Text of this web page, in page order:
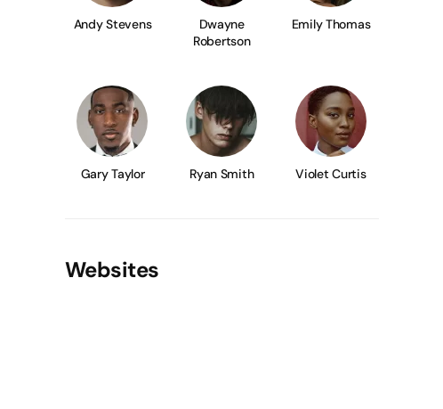
Andy Stevens
Dwayne
Robertson
Emily Thomas
Gary Taylor Ryan Smith Violet Curtis
Websites